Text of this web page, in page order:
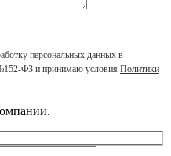
персональных данных в
ФЗ и принимаю условия Политики